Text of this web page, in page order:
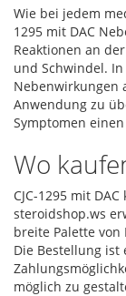
Wie bei jedem
1295 mit DAC
Reaktionen an
und Schwindel.
Nebenwirkungen
Anwendung zu
Symptomen
Wo
CJC-1295 mit
steroidshop.ws
breite Palette
Die Bestellung
möglich zu